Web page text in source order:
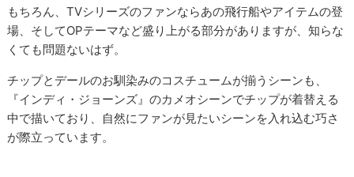
もちろん、TVシリーズのファンならあの飛行船やアイテムの登
場、そしてOPテーマなど盛り上がる部分がありますが、知らな
くても問題ないはず。
チップとデールのお馴染みのコスチュームが揃うシーンも、
『インディ・ジョーンズ』のカメオシーンでチップが着替える
中で描いており、自然にファンが見たいシーンを入れ込む巧さ
が際立っています。